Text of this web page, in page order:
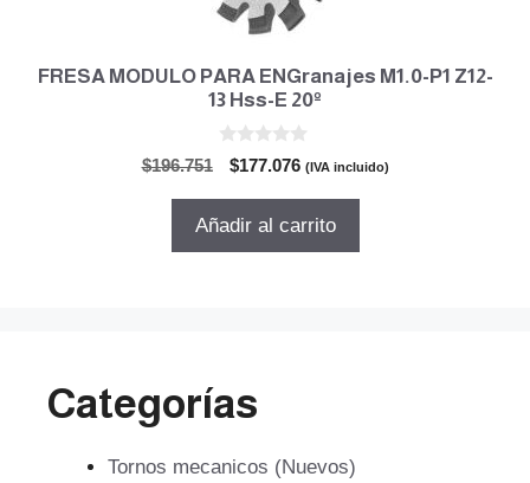
FRESA MODULO PARA ENGranajes M1.0-P1 Z12-
13 Hss-E 20º
$196.751
El
original
$177.076El
actual
(IVA incluido)
Añadir al carrito
Categorías
Tornos mecanicos (Nuevos)